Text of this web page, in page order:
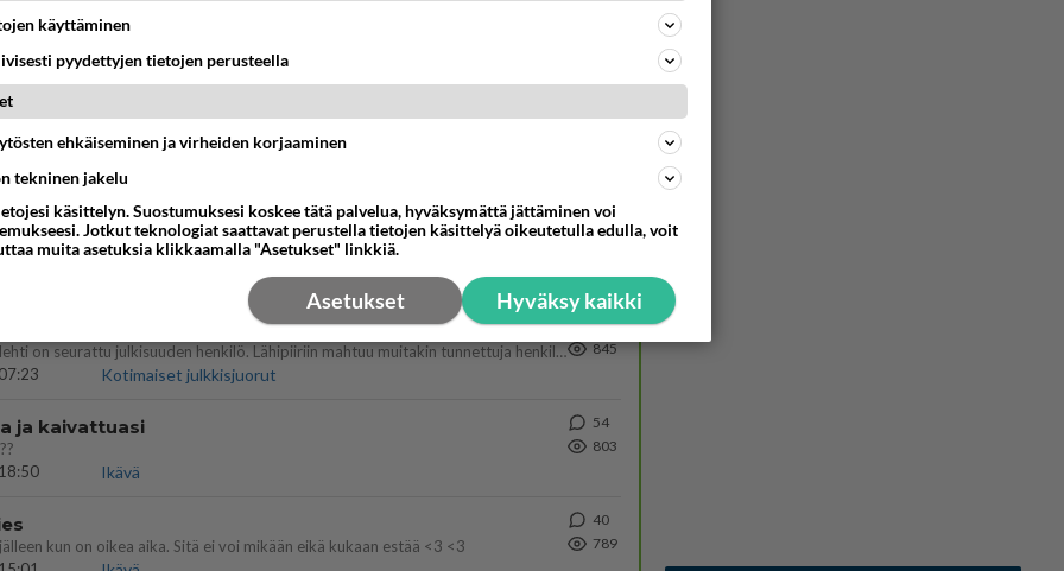
parisuhteessa?
Sinkut
ei mene hyvin
Kotimaiset julkkisjuorut
liian pitkä koulumatka
78
Martina Aitolehden isäpuoli on tämä suosittu laulaja
Martina Aitolehti on seurattu julkisuuden henkilö. Lähipiiriin mahtuu muitakin tunnettuja henkilöitä. Tiesitkö, että Ma
Kotimaiset julkkisjuorut
28
845
ja kaivattuasi
Ikävä
54
803
kun on oikea aika. Sitä ei voi mikään eikä kukaan estää <3 <3
40
789
käyttäminen
pyydettyjen tietojen perusteella
ehkäiseminen ja virheiden korjaaminen
tekninen jakelu
käsittelyn. Suostumuksesi koskee tätä palvelua, hyväksymättä jättäminen voi
Jotkut teknologiat saattavat perustella tietojen käsittelyä oikeutetulla edulla, voit
muita asetuksia klikkaamalla "Asetukset" linkkiä.
Hyväksy kaikki
Asetukset